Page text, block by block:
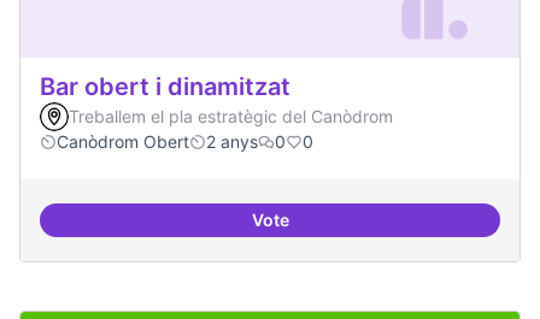
Bar obert i dinamitzat
Treballem el pla estratègic del Canòdrom
Canòdrom Obert
2 anys 0 0
VoteBar obert i dinamitzat